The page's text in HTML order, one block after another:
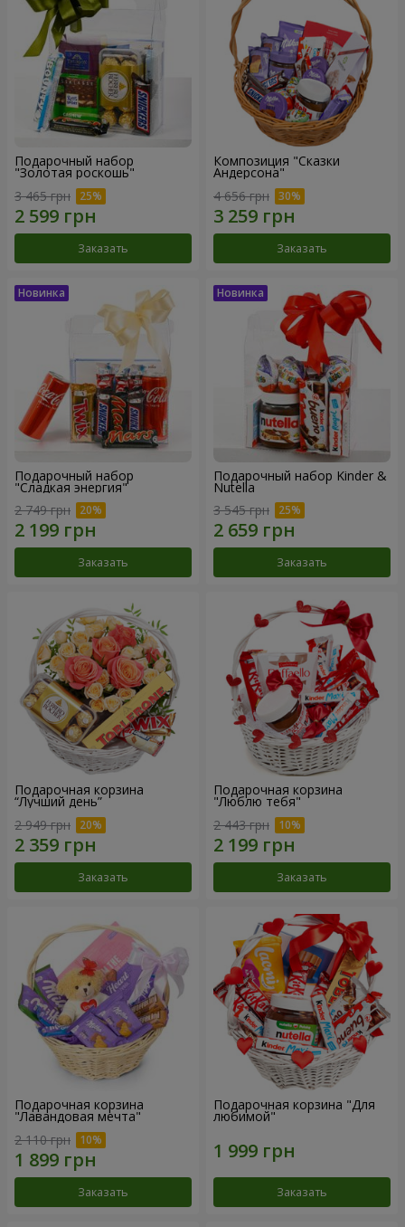
Подарочный набор
"Золотая роскошь"
3 465 грн
Заказать
Композиция "Сказки
Андерсона"
4 656 грн
Заказать
Подарочный набор
"Сладкая энергия"
2 749 грн
Заказать
Подарочный набор Kinder &
Nutella
3 545 грн
Заказать
Подарочная корзина
“Лучший день”
2 949 грн
Заказать
Подарочная корзина
"Люблю тебя"
2 443 грн
Заказать
Подарочная корзина
"Лавандовая мечта"
2 110 грн
Заказать
Подарочная корзина "Для
любимой"
Заказать